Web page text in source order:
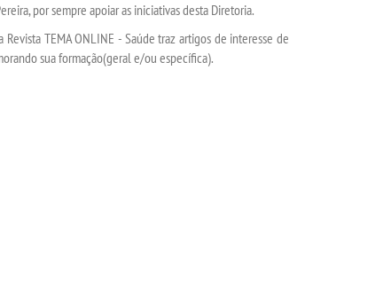
por sempre apoiar as iniciativas desta Diretoria.
TEMA ONLINE - Saúde traz artigos de interesse de
sua formação(geral e/ou específica).